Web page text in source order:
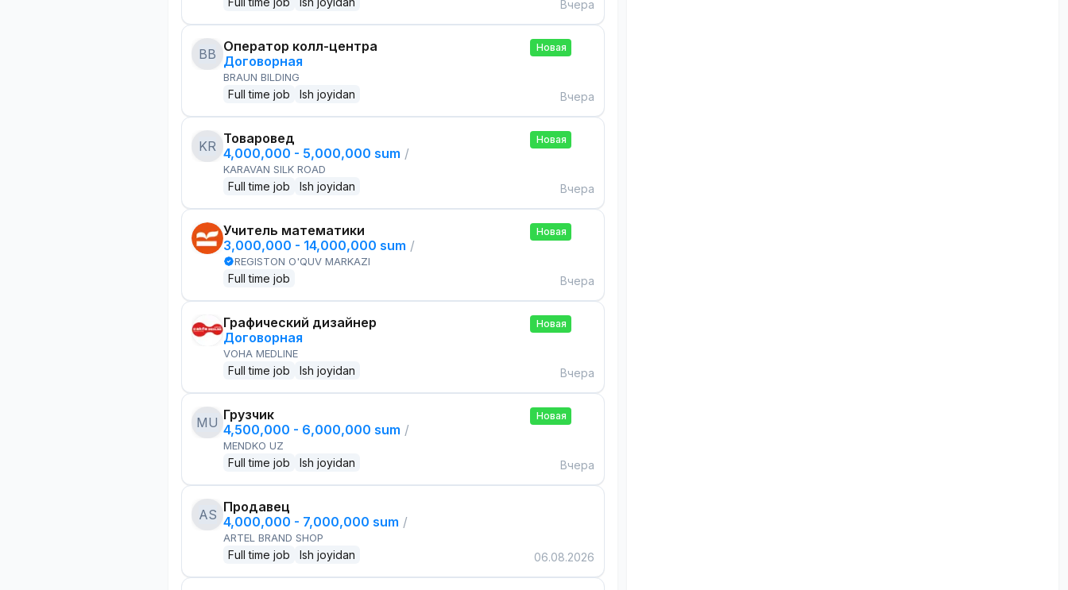
Вчера
BB Оператор колл-центра
Договорная
BRAUN BILDING
Full time job Ish joyidan
Новая
Вчера
KR Товаровед
4,000,000 - 5,000,000 sum /
KARAVAN SILK ROAD
Full time job Ish joyidan
Новая
Вчера
Учитель математики
3,000,000 - 14,000,000 sum /
REGISTON O'QUV MARKAZI
Full time job
Новая
Вчера
Графический дизайнер
Договорная
VOHA MEDLINE
Full time job Ish joyidan
Новая
Вчера
MU Грузчик
4,500,000 - 6,000,000 sum /
MENDKO UZ
Full time job Ish joyidan
Новая
Вчера
AS Продавец
4,000,000 - 7,000,000 sum /
ARTEL BRAND SHOP
Full time job Ish joyidan 06.08.2026